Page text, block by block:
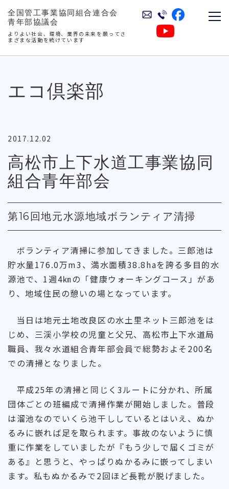
全国管工事業協同組合連合会
青年部協議会
よりよい社会、環境、業界の未来を願ってさ
まざまな活動を続けています
エコ倶楽部
2017.12.02
高松市上下水道工事業協同
組合青年部会
第16回地元水源地域ボランティア清掃
ボランティア清掃に参加してきました。三郎池は
貯水量176.0万m3、満水面積38.8haを誇る多目的水
源池で、1週4㎞の「健康ウォーキングコース」があ
り、地域住民の憩いの場となっています。
当日は地元土地改良区の水土里ネット三郎池をは
じめ、三渓小学校の児童と父兄、高松市上下水道局
職員、我々水道組合青年部会員で総勢およそ200名
での清掃となりました。
平成25年の清掃と同じく3ルートに分かれ、所属
団体ごとの班編成で清掃作業が開始しました。普段
は溜池なのでいくら池干ししているとはいえ、ぬか
るみに嵌れば足を取られます。事故のないように慎
重に作業をしていましたが『もう少しで届くゴミが
ある』と思うと、やっぱりぬかるみに嵌ってしまい
ます。私もぬかるみで2回ほど長靴が脱げました。